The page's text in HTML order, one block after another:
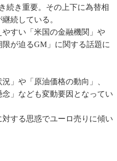
続き重要。その上下に為替相
続している。
すい「米国の金融機関」や
限が迫るGM」に関する話題に
」や「原油価格の動向」、
念」なども変動要因となってい
する思惑でユーロ売りに傾い